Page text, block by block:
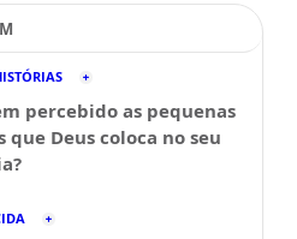
percebido as pequenas
que Deus coloca no seu